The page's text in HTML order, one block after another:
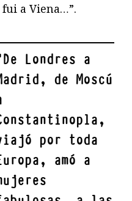
a Viena…”.
De Londres a
de Moscú
por toda
amó a